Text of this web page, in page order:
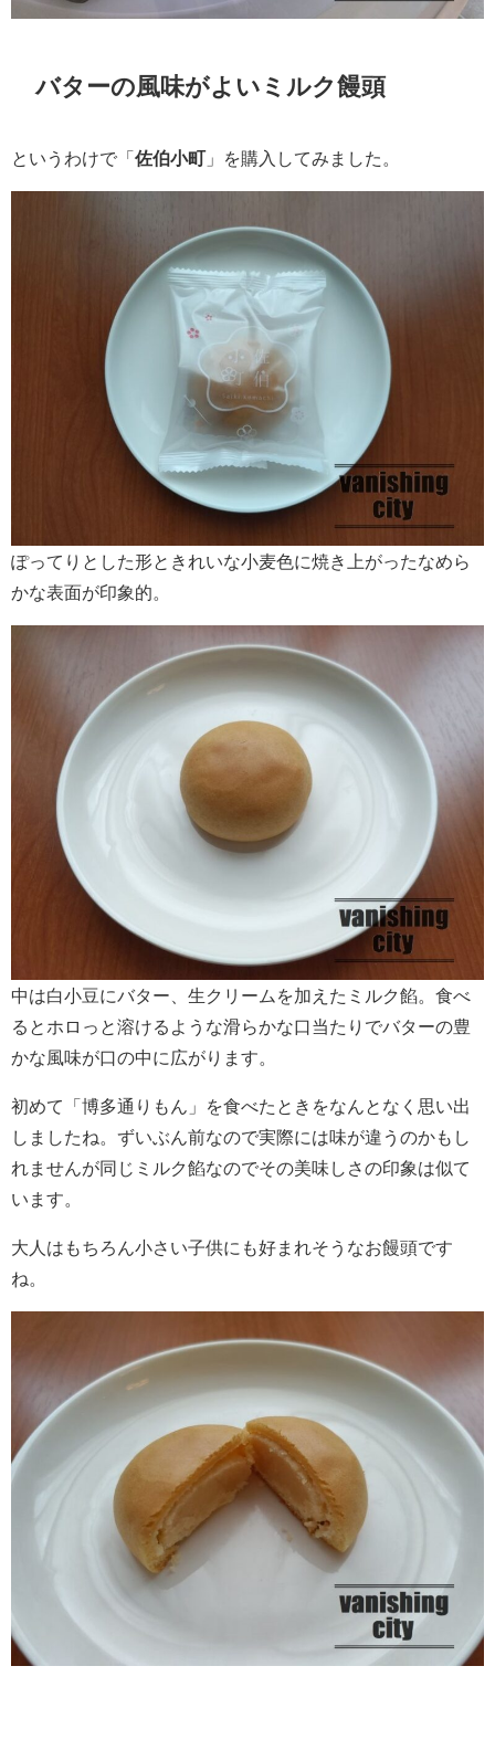
バターの風味がよいミルク饅頭
というわけで「 佐伯小町 」を購入してみました。
ぽってりとした形ときれいな小麦色に焼き上がったなめら
かな表面が印象的。
中は白小豆にバター、生クリームを加えたミルク餡。食べ
るとホロっと溶けるような滑らかな口当たりでバターの豊
かな風味が口の中に広がります。
初めて「博多通りもん」を食べたときをなんとなく思い出
しましたね。ずいぶん前なので実際には味が違うのかもし
れませんが同じミルク餡なのでその美味しさの印象は似て
います。
大人はもちろん小さい子供にも好まれそうなお饅頭です
ね。